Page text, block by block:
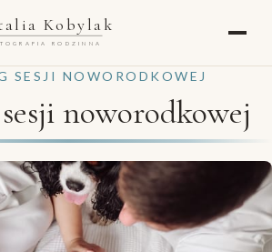
Kobylak
RODZINNA
SESJI NOWORODKOWEJ
noworodkowej